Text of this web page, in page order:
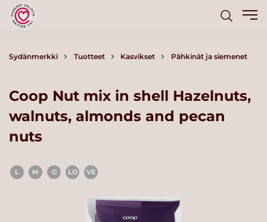
Sydänmerkki Tuotteet Kasvikset Pähkinät ja siemenet
Coop Nut mix in shell Hazelnuts,
walnuts, almonds and pecan
nuts
L M G LO VE